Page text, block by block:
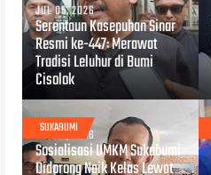
JUL 05, 2026
Serentaun Kasepuhan Sinar
Resmi ke-447: Merawat
Tradisi Leluhur di Bumi
Cisolok
SUKABUMI
JUL 04, 2026
Sosialisasi UMKM Sukabumi
Didorong Naik Kelas Lewat